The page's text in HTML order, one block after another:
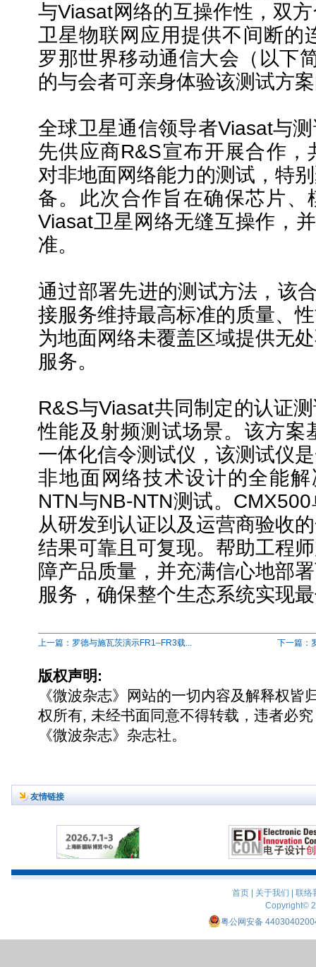
与Viasat网络的互操作性，双
卫星物联网应用提供不间断的
罗那世界移动通信大会（以下
的与会者可亲身体验该测试方
全球卫星通信领导者Viasat与
先供应商R&S宣布开展合作，
对非地面网络能力的测试，特
备。此次合作旨在确保芯片、
Viasat卫星网络无缝互操作，
准。
通过部署先进的测试方法，该
接服务维持最高标准的质量、
为地面网络未覆盖区域提供无
服务。
R&S与Viasat共同制定的认证
性能及射频测试场景。该方案
一体化信令测试仪，该测试仪
非地面网络技术设计的全能
NTN与NB-NTN测试。
从研发到认证以及运营商验收
结果可靠且可复现。帮助工程
障产品质量，并充满信心地部
服务，确保整个生态系统实现
上一篇：罗德与施瓦茨演示FR1–FR3载... 下一篇：
版权声明:
《微波杂志》网站的一切内容及解释权皆
权所有, 未经书面同意不得转载，违者必
《微波杂志》杂志社。
友情链接
首页 关于我们
联络
Copyright©
粤公网安备